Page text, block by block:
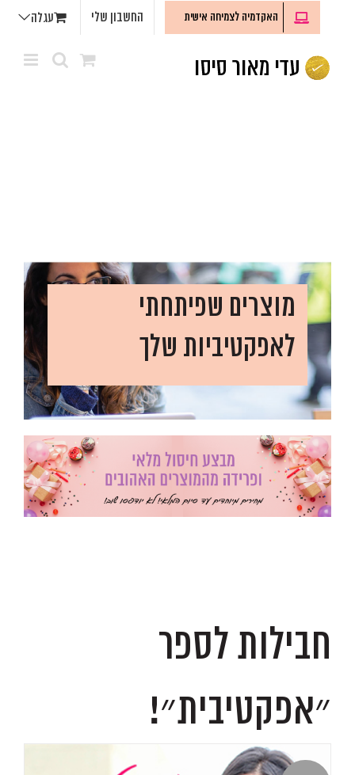
האקדמיה לצמיחה אישית החשבון שלי עגלה
מוצרים שפיתחתי
לאפקטיביות שלך
חבילות לספר
״אפקטיבית״!